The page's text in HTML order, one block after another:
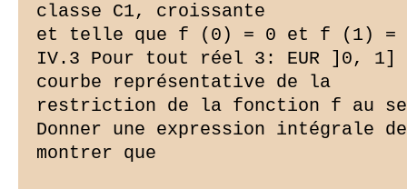
classe C1, croissante
et telle que f (0) = 0 et f (1) = l,
IV.3 Pour tout réel 3: EUR ]0,
courbe représentative de la
restriction de la fonction f au
Donner une expression
montrer que